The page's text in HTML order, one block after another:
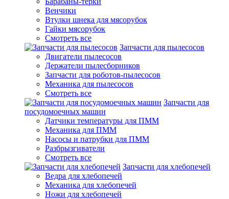
Венчики
Втулки шнека для мясорубок
Гайки мясорубок
Смотреть все
Запчасти для пылесосов
Двигатели пылесосов
Держатели пылесборников
Запчасти для роботов-пылесосов
Механика для пылесосов
Смотреть все
Запчасти для
посудомоечных машин
Датчики температуры для ПММ
Механика для ПММ
Насосы и патрубки для ПММ
Разбрызгиватели
Смотреть все
Запчасти для хлебопечей
Ведра для хлебопечей
Механика для хлебопечей
Ножи для хлебопечей